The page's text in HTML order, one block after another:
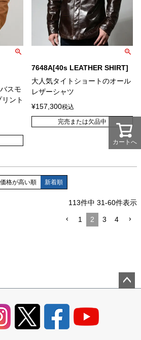
スモ
ント
7648A[40s LEATHER SHIRT]
大人気タイトショートのオール
レザーシャツ
¥157,300税込
完売または欠品中
価格が高い順 新着順
113件中 31-60件表示
1 2 3 4
カートへ